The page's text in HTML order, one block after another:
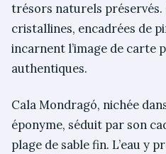
trésors naturels préservés.
cristallines, encadrées de
incarnent l’image de carte
authentiques.
Cala Mondragó, nichée
éponyme, séduit par son
plage de sable fin. L’eau y